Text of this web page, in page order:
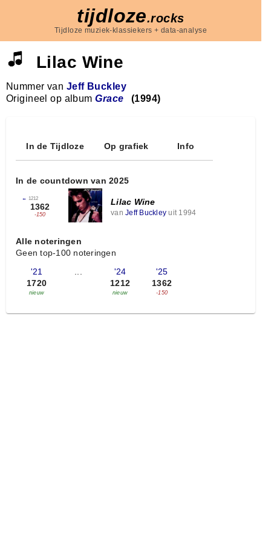
tijdloze.rocks
Tijdloze muziek-klassiekers + data-analyse
Lilac Wine
Nummer van Jeff Buckley
Origineel op albumGrace (1994)
In de Tijdloze Op grafiek Info
In de countdown van 2025
← 1212
1362
-150
Lilac Wine
van Jeff Buckley uit 1994
Alle noteringen
Geen top-100 noteringen
'21
1720
nieuw
...
'24
1212
nieuw
'25
1362
-150